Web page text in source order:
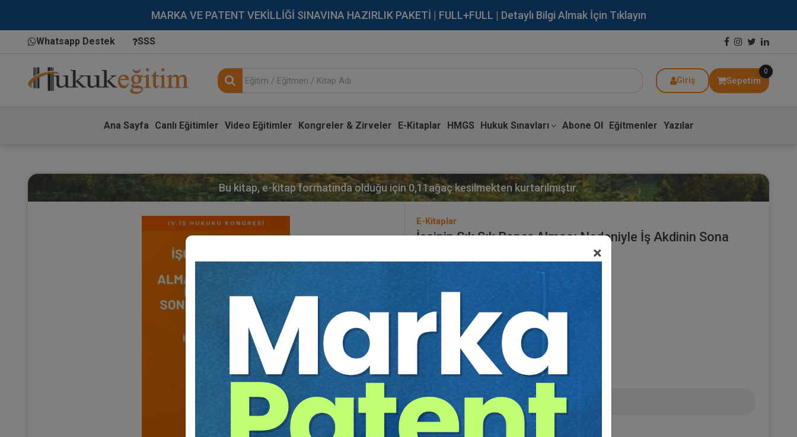
MARKA VE PATENT VEKİLLİĞİ SINAVINA HAZIRLIK PAKETİ | FULL+FULL | Detaylı Bilgi Almak İçin Tıklayın
Whatsapp Destek SSS
Giriş Sepetim
0
Ana Sayfa Canlı Eğitimler Video Eğitimler Kongreler & Zirveler E-Kitaplar HMGS Hukuk Sınavları Abone Ol Eğitmenler Yazılar
×
Bu kitap, e-kitap formatında olduğu için0,11ağaç kesilmekten kurtarılmıştır.
E-Kitaplar
İşçinin Sık Sık Rapor Alması Nedeniyle İş Akdinin Sona
Yayın Tarihi: 17.10.2025
Baskı:
Tür: E-kitap
Basılı Olsaydı Fiyatı: 75,00
75,00 TL 45,00 TL